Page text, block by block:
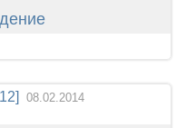
08.02.2014